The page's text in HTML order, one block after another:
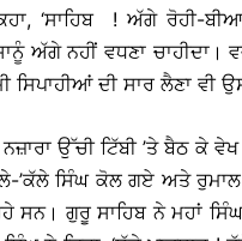
‘ਸਾਹਿਬ ! ਅੱਗੇ ਰੋਹੀ-
ਅੱਗੇ ਨਹੀਂ ਵਧਣਾ
ਦੀ ਸਾਰ ਲੈਣਾ ਵੀ
ਉੱਚੀ ਟਿੱਬੀ ’ਤੇ ਬੈਠ ਕੇ
’ਕੱਲੇ ਸਿੰਘ ਕੋਲ ਗਏ ਅਤੇ
ਸਨ। ਗੁਰੂ ਸਾਹਿਬ ਨੇ ਮਹਾਂ